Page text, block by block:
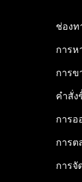
ช่องท
การห
การข
คำสั่ง
การอ
การต
การจั